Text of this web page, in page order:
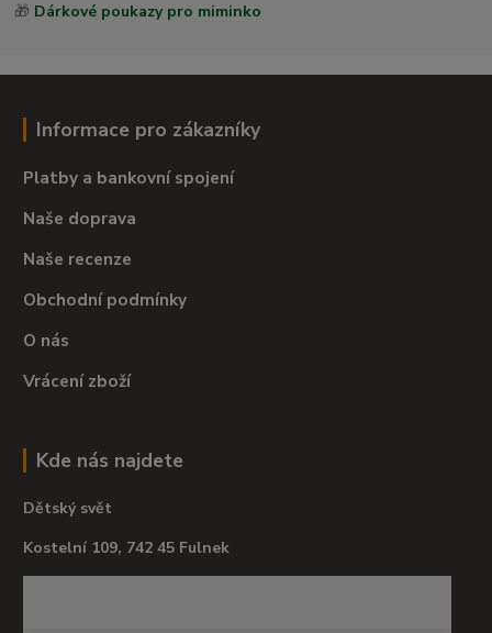
🎁 Dárkové poukazy pro miminko
Informace pro zákazníky
Platby a bankovní spojení
Naše doprava
Naše recenze
Obchodní podmínky
O nás
Vrácení zboží
Kde nás najdete
Dětský svět
Kostelní 109, 742 45 Fulnek